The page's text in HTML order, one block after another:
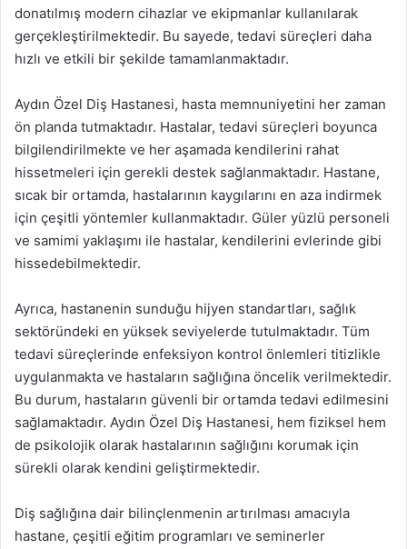
donatılmış modern cihazlar ve ekipmanlar kullanılarak
gerçekleştirilmektedir. Bu sayede, tedavi süreçleri daha
hızlı ve etkili bir şekilde tamamlanmaktadır.
Aydın Özel Diş Hastanesi, hasta memnuniyetini her zaman
ön planda tutmaktadır. Hastalar, tedavi süreçleri boyunca
bilgilendirilmekte ve her aşamada kendilerini rahat
hissetmeleri için gerekli destek sağlanmaktadır. Hastane,
sıcak bir ortamda, hastalarının kaygılarını en aza indirmek
için çeşitli yöntemler kullanmaktadır. Güler yüzlü personeli
ve samimi yaklaşımı ile hastalar, kendilerini evlerinde gibi
hissedebilmektedir.
Ayrıca, hastanenin sunduğu hijyen standartları, sağlık
sektöründeki en yüksek seviyelerde tutulmaktadır. Tüm
tedavi süreçlerinde enfeksiyon kontrol önlemleri titizlikle
uygulanmakta ve hastaların sağlığına öncelik verilmektedir.
Bu durum, hastaların güvenli bir ortamda tedavi edilmesini
sağlamaktadır. Aydın Özel Diş Hastanesi, hem fiziksel hem
de psikolojik olarak hastalarının sağlığını korumak için
sürekli olarak kendini geliştirmektedir.
Diş sağlığına dair bilinçlenmenin artırılması amacıyla
hastane, çeşitli eğitim programları ve seminerler